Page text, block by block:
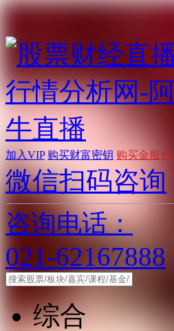
加入VIP 购买财富密钥 购买金股包
微信扫码咨询
咨询电话：
021-62167888
综合